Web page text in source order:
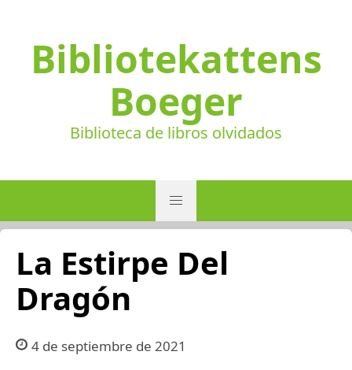
Bibliotekattens
Boeger
Biblioteca de libros olvidados
La Estirpe Del
Dragón
4 de septiembre de 2021